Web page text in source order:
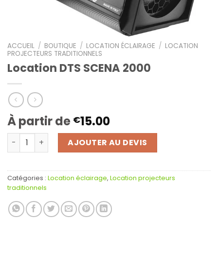
ACCUEIL / BOUTIQUE / LOCATION ÉCLAIRAGE / LOCATION
PROJECTEURS TRADITIONNELS
Location DTS SCENA 2000
À partir de €15.00
quantité de Location DTS SCENA 2000
AJOUTER AU DEVIS
Catégories : Location éclairage, Location projecteurs
traditionnels